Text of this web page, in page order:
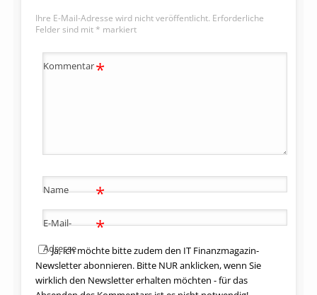
Ihre E-Mail-Adresse wird nicht veröffentlicht. Erforderliche
Felder sind mit * markiert
Kommentar*
Name *
E-Mail-
Adresse
*
Ja, ich möchte bitte zudem den IT Finanzmagazin-
Newsletter abonnieren. Bitte NUR anklicken, wenn Sie
wirklich den Newsletter erhalten möchten - für das